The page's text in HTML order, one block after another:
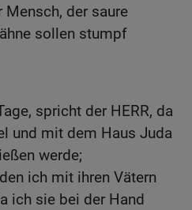
der saure
sollen stumpf
spricht der HERR, da
und mit dem Haus Juda
werde;
ich mit ihren Vätern
ich sie bei der Hand